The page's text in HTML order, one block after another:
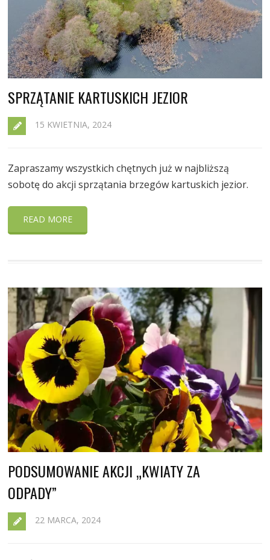
SPRZĄTANIE KARTUSKICH JEZIOR
15 KWIETNIA, 2024
Zapraszamy wszystkich chętnych już w najbliższą
sobotę do akcji sprzątania brzegów kartuskich jezior.
READ MORE
PODSUMOWANIE AKCJI „KWIATY ZA
ODPADY”
22 MARCA, 2024